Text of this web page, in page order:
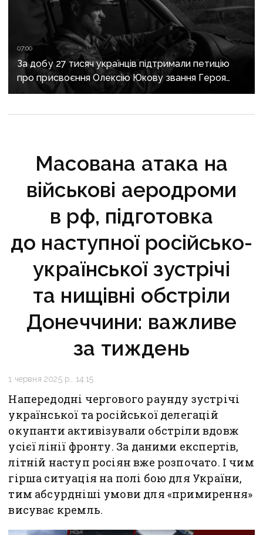
07:00
За добу 27 тисяч українців підтримали петицію
про присвоєння Олексію Юкову звання Героя
України посмертно
Масована атака на
військові аеродроми
в рф, підготовка
до наступної російсько-
української зустрічі
та нищівні обстріли
Донеччини: важливе
за тиждень
1 червня 2025 р., 14:15
Напередодні чергового раунду зустрічі
української та російської делегацій
окупанти активізували обстріли вдовж
усієї лінії фронту. За даними експертів,
літній наступ росіян вже розпочато. І чим
гірша ситуація на полі бою для України,
тим абсурдніші умови для «примирення»
висуває кремль.